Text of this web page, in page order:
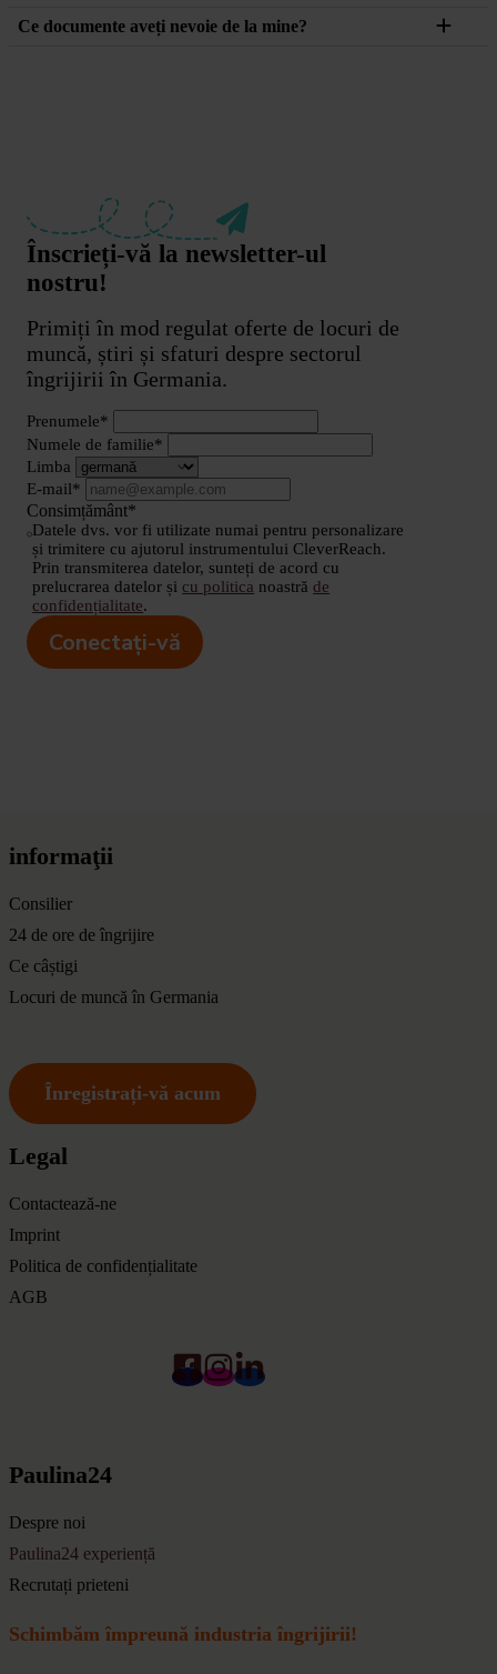
Ce documente aveți nevoie de la mine?
Înscrieți-vă la newsletter-ul
nostru!
Primiți în mod regulat oferte de locuri de
muncă, știri și sfaturi despre sectorul
îngrijirii în Germania.
Prenumele*
Numele de familie*
Limba
E-mail*
Consimțământ*
Datele dvs. vor fi utilizate numai pentru personalizare
și trimitere cu ajutorul instrumentului CleverReach.
Prin transmiterea datelor, sunteți de acord cu
prelucrarea datelor și cu politica noastră de
confidențialitate.
Conectați-vă
informaţii
Consilier
24 de ore de îngrijire
Ce câștigi
Locuri de muncă în Germania
Înregistrați-vă acum
Legal
Contactează-ne
Imprint
Politica de confidențialitate
AGB
Paulina24
Despre noi
Paulina24 experiență
Recrutați prieteni
Schimbăm împreună industria îngrijirii!